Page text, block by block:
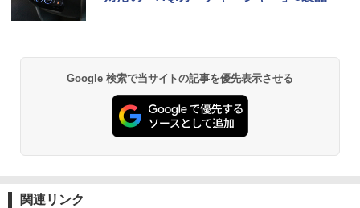
Google 検索で当サイトの記事を優先表示させる
関連リンク